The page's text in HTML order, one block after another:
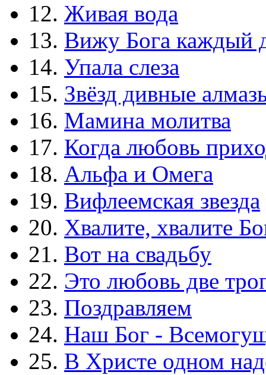
12. Живая вода
13. Вижу Бога каждый
14. Упала слеза
15. Звёзд дивные
16. Мамина молитва
17. Когда любовь
18. Альфа и Омега
19. Вифлеемская звезда
20. Хвалите, хвалите
21. Вот на свадьбу
22. Это любовь две
23. Поздравляем
24. Наш Бог -
25. В Христе одном